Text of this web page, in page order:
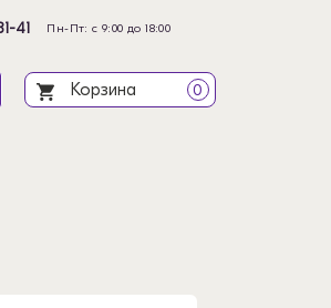
41 Пн-Пт: с 9:00 до 18:00
Корзина 0